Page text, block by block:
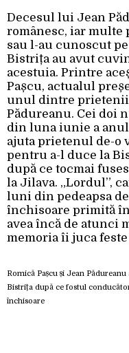
Decesul lui Jean
românesc, iar multe
sau l-au cunoscut
Bistrița au avut
acestuia. Printre
Pașcu, actualul
unul dintre
Pădureanu. Cei doi
din luna iunie a
ajuta prietenul de-o
pentru a-l duce la
după ce tocmai
la Jilava. „Lordul”,
luni din pedeapsa
închisoare primită
avea încă de atunci
memoria îi juca
Romică Pașcu și Jean
Bistrița după ce fostul
închisoare